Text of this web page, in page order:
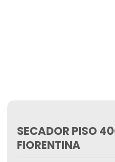
SECADOR PISO
FIORENTINA